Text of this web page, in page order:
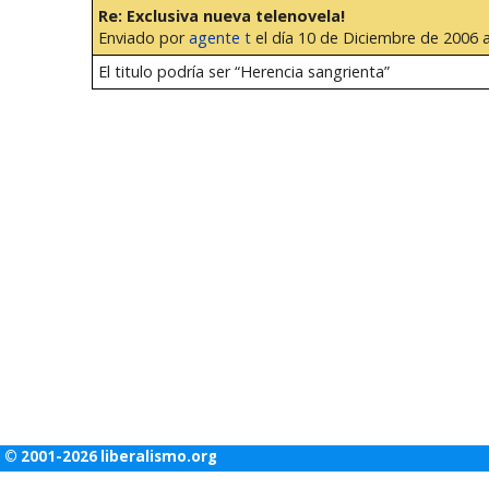
Re: Exclusiva nueva telenovela!
Enviado poragente tel día 10 de Diciembre de 2006
El titulo podría ser “Herencia sangrienta”
© 2001-2026 liberalismo.org